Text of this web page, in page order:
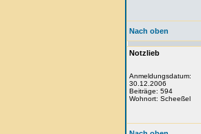
Nach oben
Notzlieb
Anmeldungsdatum:
30.12.2006
Beiträge: 594
Wohnort: Scheeßel